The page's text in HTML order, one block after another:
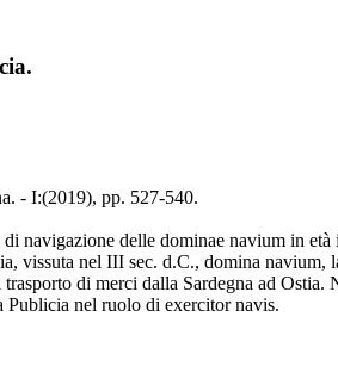
- I:(2019), pp. 527-540.
navigazione delle dominae navium in
vissuta nel III sec. d.C., domina
di merci dalla Sardegna ad
Publicia nel ruolo di exercitor navis.